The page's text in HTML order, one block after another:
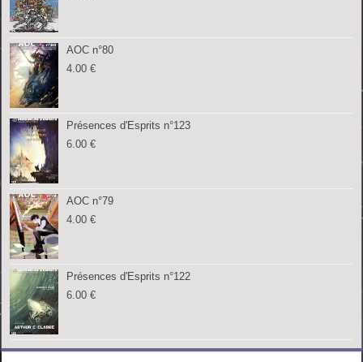
AOC n°80
4.00€
Présences d'Esprits n°123
6.00€
AOC n°79
4.00€
Présences d'Esprits n°122
6.00€